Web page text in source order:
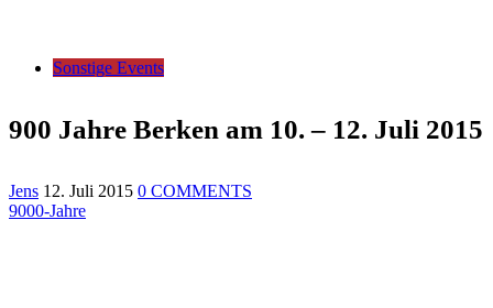
Sonstige Events
900 Jahre Berken am 10. – 12. Juli 2015
Jens 12. Juli 2015 0 COMMENTS
9000-Jahre